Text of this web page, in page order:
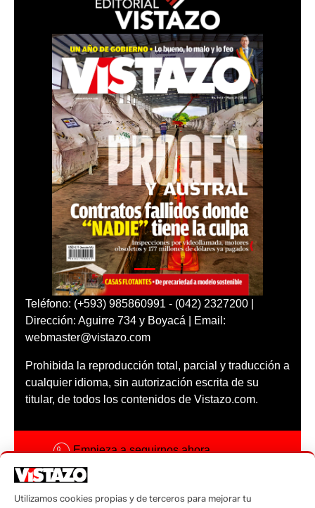
Teléfono: (+593) 985860991 - (042) 2327200 |
Dirección: Aguirre 734 y Boyacá | Email:
webmaster@vistazo.com
Prohibida la reproducción total, parcial y traducción a
cualquier idioma, sin autorización escrita de su
titular, de todos los contenidos de Vistazo.com.
Empieza a seguirnos ahora
Código ética
Utilizamos cookies propias y de terceros para mejorar tu